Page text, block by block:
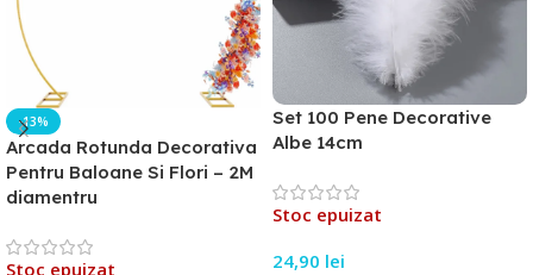
-13%
Arcada Rotunda Decorativa
Pentru Baloane Si Flori – 2M
diamentru
Stoc epuizat
Set 100 Pene Decorative
Albe 14cm
Stoc epuizat
24,90 lei